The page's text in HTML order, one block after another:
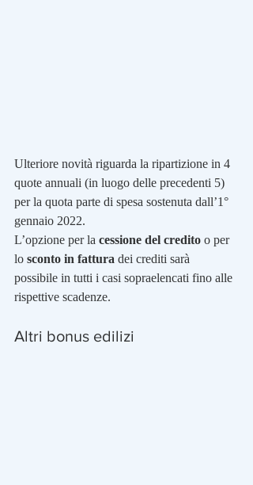
Ulteriore novità riguarda la ripartizione in 4
quote annuali (in luogo delle precedenti 5)
per la quota parte di spesa sostenuta dall’1°
gennaio 2022.
L’opzione per la cessione del credito o per
lo sconto in fattura dei crediti sarà
possibile in tutti i casi sopraelencati fino alle
rispettive scadenze.
Altri bonus edilizi